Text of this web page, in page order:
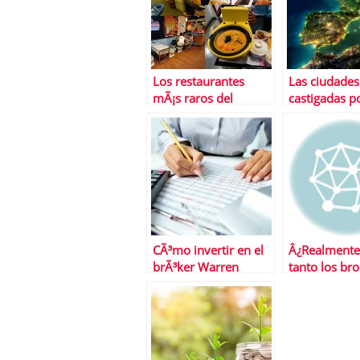
Los restaurantes
mÃ¡s raros del
mundo
Las
castigadas
CÃ³mo invertir en el
brÃ³ker Warren
Bowie and Smith
tanto los